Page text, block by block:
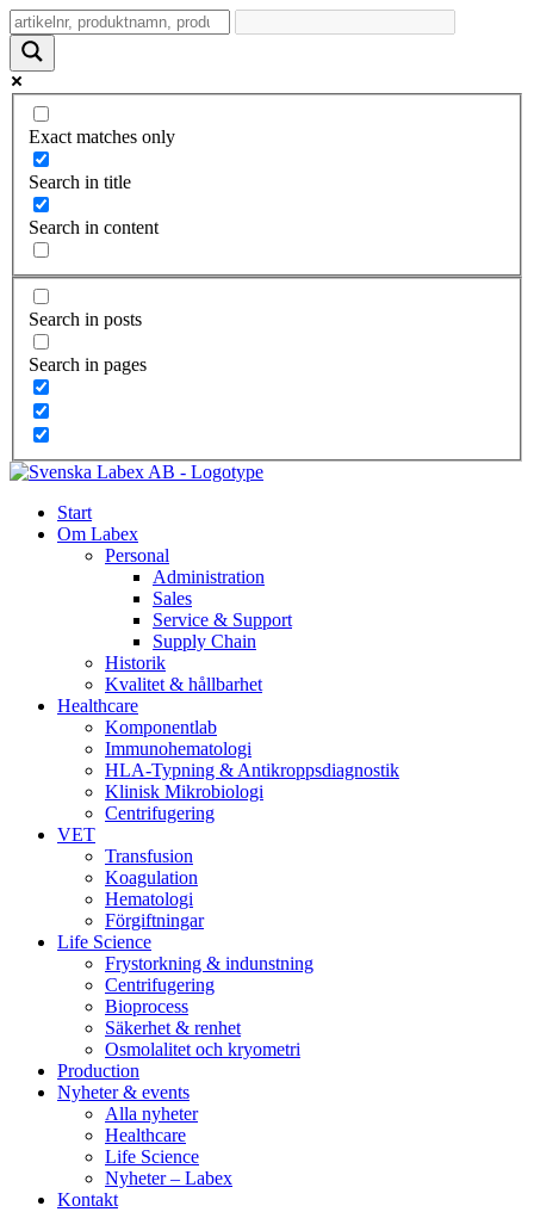
Exact matches only
Search in title
Search in content
Search in posts
Search in pages
Start
Om Labex
Personal
Administration
Sales
Service & Support
Supply Chain
Historik
Kvalitet & hållbarhet
Healthcare
Komponentlab
Immunohematologi
HLA-Typning & Antikroppsdiagnostik
Klinisk Mikrobiologi
Centrifugering
VET
Transfusion
Koagulation
Hematologi
Förgiftningar
Life Science
Frystorkning & indunstning
Centrifugering
Bioprocess
Säkerhet & renhet
Osmolalitet och kryometri
Production
Nyheter & events
Alla nyheter
Healthcare
Life Science
Nyheter – Labex
Kontakt